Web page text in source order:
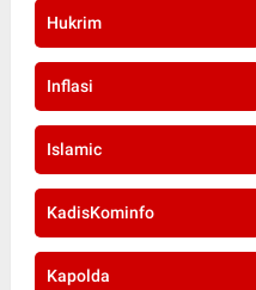
Hukrim
Inflasi
Islamic
KadisKominfo
Kapolda